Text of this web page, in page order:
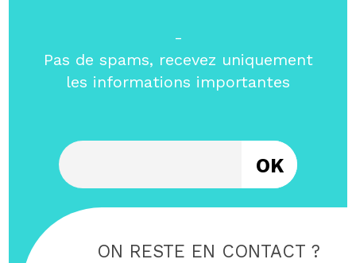
-
Pas de spams, recevez uniquement
les informations importantes
ON RESTE EN CONTACT ?